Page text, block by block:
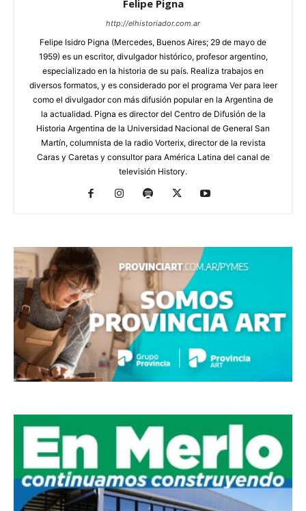
Felipe Pigna
http://elhistoriador.com.ar
Felipe Isidro Pigna (Mercedes, Buenos Aires; 29 de mayo de
1959) es un escritor, divulgador histórico, profesor argentino,
especializado en la historia de su país. Realiza trabajos en
diversos formatos, y es considerado por el programa Ver para leer
como el divulgador con más difusión popular en la Argentina de
la actualidad. Pigna es director del Centro de Difusión de la
Historia Argentina de la Universidad Nacional de General San
Martín, columnista de la radio Vorterix, director de la revista
Caras y Caretas y consultor para América Latina del canal de
televisión History.